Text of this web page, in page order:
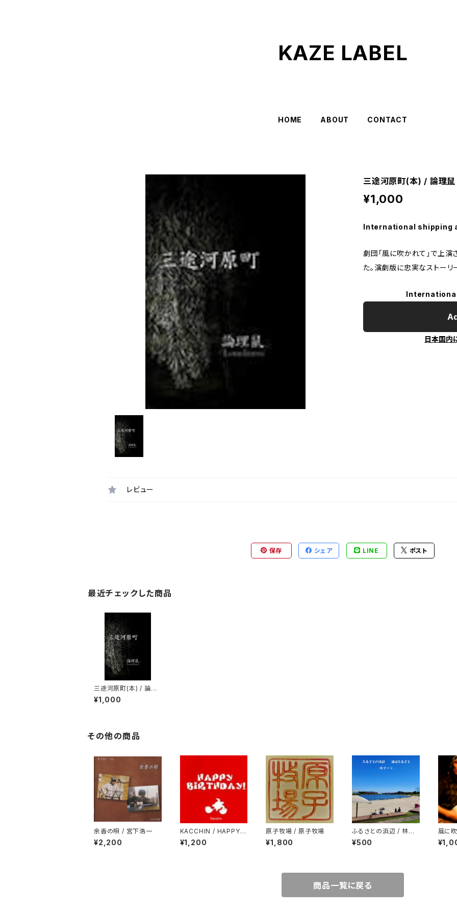
KAZE LABEL
HOME ABOUT CONTACT
三途河原町(本) / 論理鼠
¥1,000
International shipping
劇団「風に吹かれて」で上演
た。演劇版に忠実なストーリ
日本国内
レビュー
保存 シェア LINE ポスト
最近チェックした商品
三途河原町(本) / 論理
鼠
¥1,000
その他の商品
余香の唄 / 宮下浩一
¥2,200
KACCHIN / HAPPYBI
RTHDAY!
¥1,200
原子牧場 / 原子牧場
¥1,800
ふるさとの浜辺 / 林せ
いじ
¥500
風に
た /
商品一覧に戻る